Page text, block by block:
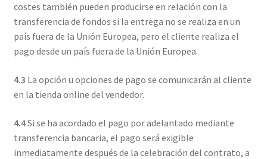
costes también pueden producirse en relación con la
transferencia de fondos si la entrega no se realiza en un
país fuera de la Unión Europea, pero el cliente realiza el
pago desde un país fuera de la Unión Europea.
4.3 La opción u opciones de pago se comunicarán al cliente
en la tienda online del vendedor.
4.4Si se ha acordado el pago por adelantado mediante
transferencia bancaria, el pago será exigible
inmediatamente después de la celebración del contrato, a